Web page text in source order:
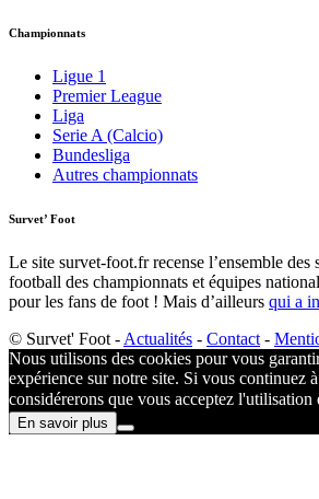
Championnats
Ligue 1
Premier League
Liga
Serie A (Calcio)
Bundesliga
Autres championnats
Survet’ Foot
Le site survet-foot.fr recense l’ensemble des
football des championnats et équipes
pour les fans de foot ! Mais d’ailleurs qui a
© Survet' Foot - Actualités - Contact -
Nous utilisons des cookies pour vous
expérience sur notre site. Si vous continuez
considérerons que vous acceptez l'utilisation
En savoir plus